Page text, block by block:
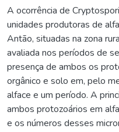
A ocorrência de
unidades produtoras de
Antão, situadas na zona
avaliada nos períodos de
presença de ambos os
orgânico e solo em, pelo
alface e um período. A
ambos protozoários em
e os números desses